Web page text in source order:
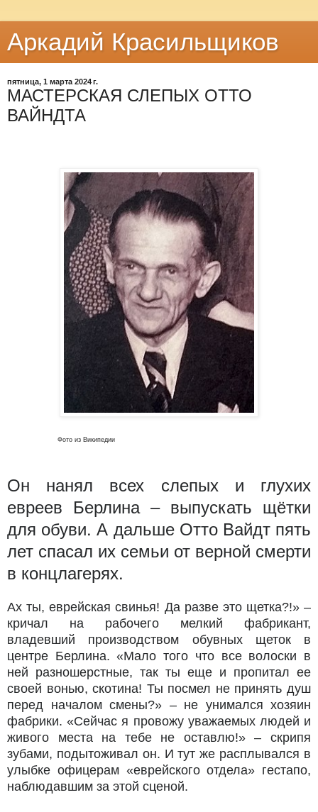
Аркадий Красильщиков
пятница, 1 марта 2024 г.
МАСТЕРСКАЯ СЛЕПЫХ ОТТО
ВАЙНДТА
Фото из Википедии
Он нанял всех слепых и глухих
евреев Берлина – выпускать щётки
для обуви. А дальше Отто Вайдт пять
лет спасал их семьи от верной смерти
в концлагерях.
Ах ты, еврейская свинья! Да разве это щетка?!» –
кричал на рабочего мелкий фабрикант,
владевший производством обувных щеток в
центре Берлина. «Мало того что все волоски в
ней разношерстные, так ты еще и пропитал ее
своей вонью, скотина! Ты посмел не принять душ
перед началом смены?» – не унимался хозяин
фабрики. «Сейчас я провожу уважаемых людей и
живого места на тебе не оставлю!» – скрипя
зубами, подытоживал он. И тут же расплывался в
улыбке офицерам «еврейского отдела» гестапо,
наблюдавшим за этой сценой.